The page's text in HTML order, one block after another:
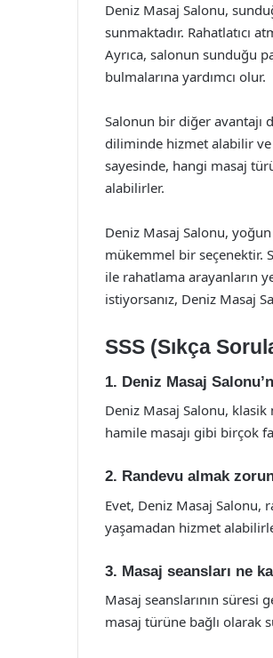
Deniz Masaj Salonu,
sunmaktadır. Rahatlatıcı
Ayrıca, salonun sunduğu
bulmalarına yardımcı olur.
Salonun bir diğer avantajı
diliminde hizmet alabilir ve
sayesinde, hangi masaj
alabilirler.
Deniz Masaj Salonu,
mükemmel bir seçenektir.
ile rahatlama arayanların
istiyorsanız, Deniz Masaj
SSS (Sıkça
1. Deniz Masaj
Deniz Masaj Salonu,
hamile masajı gibi birçok
2. Randevu almak
Evet, Deniz Masaj Salonu,
yaşamadan hizmet
3. Masaj seansları ne
Masaj seanslarının süresi
masaj türüne bağlı olarak